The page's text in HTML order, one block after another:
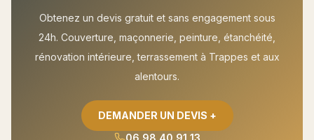
Obtenez un devis gratuit et sans engagement sous
24h. Couverture, maçonnerie, peinture, étanchéité,
rénovation intérieure, terrassement à Trappes et aux
alentours.
DEMANDER UN DEVIS +
06 98 40 91 13